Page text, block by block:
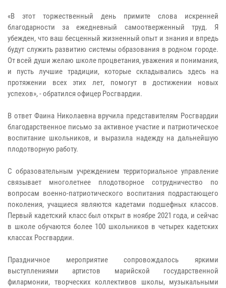
«В этот торжественный день примите слова искренней
благодарности за ежедневный самоотверженный труд. Я
убежден, что ваш бесценный жизненный опыт и знания и впредь
будут служить развитию системы образования в родном городе.
От всей души желаю школе процветания, уважения и понимания,
и пусть лучшие традиции, которые складывались здесь на
протяжении всех этих лет, помогут в достижении новых
успехов», - обратился офицер Росгвардии.
В ответ Фаина Николаевна вручила представителям Росгвардии
благодарственное письмо за активное участие и патриотическое
воспитание школьников, и выразила надежду на дальнейшую
плодотворную работу.
С образовательным учреждением территориальное управление
связывает многолетнее плодотворное сотрудничество по
вопросам военно-патриотического воспитания подрастающего
поколения, учащиеся являются кадетами подшефных классов.
Первый кадетский класс был открыт в ноябре 2021 года, и сейчас
в школе обучаются более 100 школьников в четырех кадетских
классах Росгвардии.
Праздничное мероприятие сопровождалось яркими
выступлениями артистов марийской государственной
филармонии, творческих коллективов школы, музыкальными